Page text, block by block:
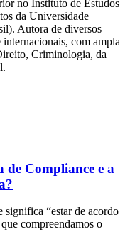
no Instituto de Estudos
da Universidade
Autora de diversos
com ampla
Criminologia, da
de Compliance e a
“estar de acordo
compreendamos o